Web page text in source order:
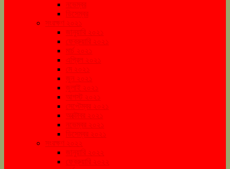
নভেম্বর
ডিসেম্বর
সংরক্ষণ ২০২১
জানুয়ারি ২০২১
ফেব্রুয়ারি ২০২১
মার্চ ২০২১
এপ্রিল ২০২১
মে ২০২১
জুন ২০২১
জুলাই ২০২১
আগস্ট ২০২১
সেপ্টেম্বর ২০২১
অক্টোবর ২০২১
নভেম্বর ২০২১
ডিসেম্বর ২০২১
সংরক্ষণ ২০২২
জানুয়ারি ২০২২
ফেব্রুয়ারি ২০২২